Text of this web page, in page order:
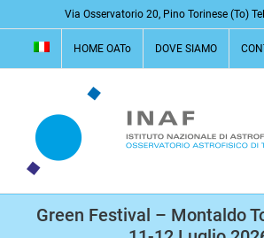
al
contenuto
Via Osservatorio 20, Pino Torinese (To)
HOME OATo DOVE SIAMO
Green Festival – Montaldo